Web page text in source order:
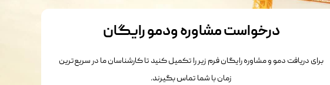
درخواست مشاوره ودمو رایگان
برای دریافت دمو و مشاوره رایگان فرم زیر را تکمیل کنید تا کارشناسان ما در سریع‌ترین
زمان با شما تماس بگیرند.